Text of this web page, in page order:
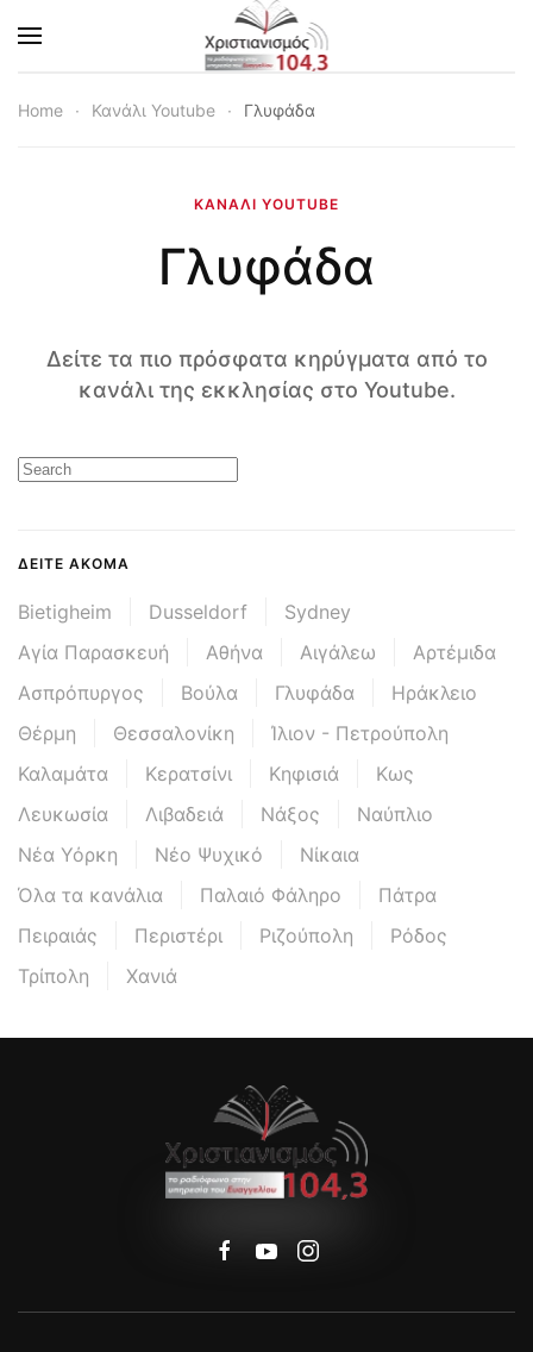
Skip to main content
Home Κανάλι Youtube Γλυφάδα
ΚΑΝΆΛΙ YOUTUBE
Γλυφάδα
Δείτε τα πιο πρόσφατα κηρύγματα από το
κανάλι της εκκλησίας στο Youtube.
ΔΕΊΤΕ ΑΚΌΜΑ
Bietigheim Dusseldorf
Sydney
Αγία Παρασκευή
Αθήνα Αιγάλεω
Αρτέμιδα
Ασπρόπυργος
Βούλα Γλυφάδα
Ηράκλειο
Θέρμη
Θεσσαλονίκη
Ίλιον - Πετρούπολη
Καλαμάτα
Κερατσίνι Κηφισιά
Κως
Λευκωσία
Λιβαδειά Νάξος
Ναύπλιο
Νέα Υόρκη
Νέο Ψυχικό
Νίκαια
Όλα τα κανάλια
Παλαιό Φάληρο
Πάτρα
Πειραιάς
Περιστέρι Ριζούπολη
Ρόδος
Τρίπολη
Χανιά